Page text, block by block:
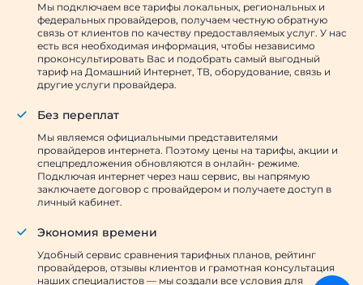
Мы подключаем все тарифы локальных, региональных и
федеральных провайдеров, получаем честную обратную
связь от клиентов по качеству предоставляемых услуг. У нас
есть вся необходимая информация, чтобы независимо
проконсультировать Вас и подобрать самый выгодный
тариф на Домашний Интернет, ТВ, оборудование, связь и
другие услуги провайдера.
Без переплат
Мы являемся официальными представителями
провайдеров интернета. Поэтому цены на тарифы, акции и
спецпредложения обновляются в онлайн- режиме.
Подключая интернет через наш сервис, вы напрямую
заключаете договор с провайдером и получаете доступ в
личный кабинет.
Экономия времени
Удобный сервис сравнения тарифных планов, рейтинг
провайдеров, отзывы клиентов и грамотная консультация
наших специалистов — мы создали все условия для